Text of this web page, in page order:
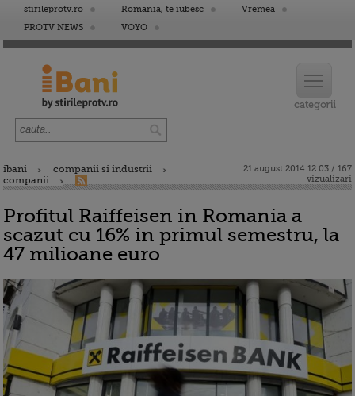
stirileprotv.ro Romania, te iubesc
Vremea
PROTV NEWS
VOYO
ibani
companii si industrii
companii
21 august 2014 12:03 / 167
vizualizari
Profitul Raiffeisen in Romania a
scazut cu 16% in primul semestru, la
47 milioane euro